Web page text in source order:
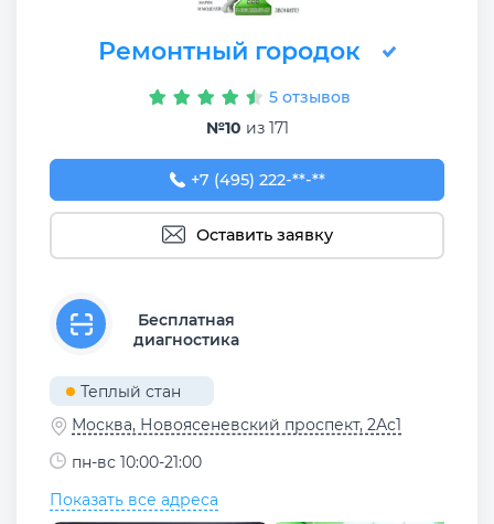
Ремонтный городок
5 отзывов
№10 из 171
+7 (495) 222-07-17
+7 (495) 222-**-**
Оставить заявку
Бесплатная
диагностика
Теплый стан
Москва, Новоясеневский проспект, 2Ас1
пн-вс 10:00-21:00
Показать все адреса